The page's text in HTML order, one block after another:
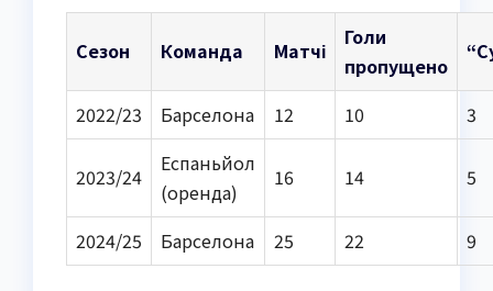
Сезон Команда Матчі
Голи
пропущено
2022/23 Барселона 12 10 3
2023/24
Еспаньйол
(оренда)
16 14 5
2024/25 Барселона 25 22 9